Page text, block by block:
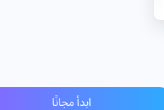
ابدأ مجانًا